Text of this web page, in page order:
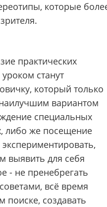
которые
практических
станут
который только
вариантом
специальных
либо же посещение
выявить для себя
- не пренебрегать
всё время
поиске, создавать